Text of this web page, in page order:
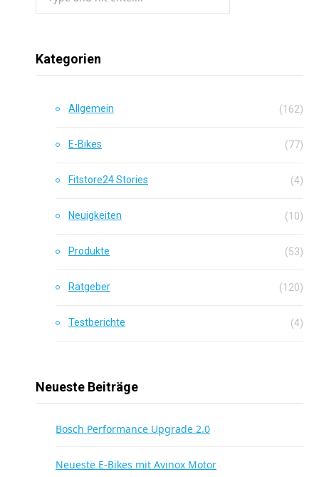
for:
Kategorien
Allgemein (162)
E-Bikes (77)
Fitstore24 Stories (4)
Neuigkeiten (10)
Produkte (53)
Ratgeber (120)
Testberichte (4)
Neueste Beiträge
Bosch Performance Upgrade 2.0
Neueste E-Bikes mit Avinox Motor